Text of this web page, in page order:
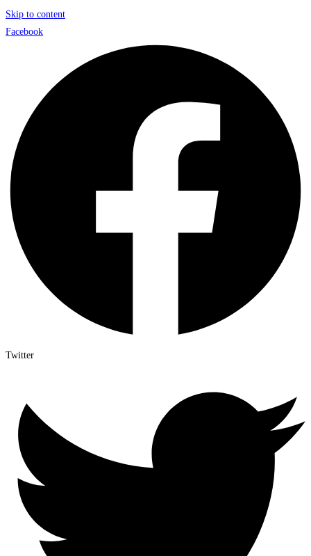
Skip to content
Facebook
Twitter